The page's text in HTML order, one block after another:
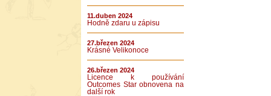
11.duben 2024
Hodně zdaru u zápisu
27.březen 2024
Krásné Velikonoce
26.březen 2024
Licence k používání
Outcomes Star obnovena na
další rok